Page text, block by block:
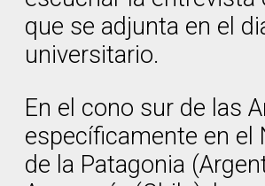
que se adjunta en el
universitario.
En el cono sur de las
específicamente en el
de la Patagonia